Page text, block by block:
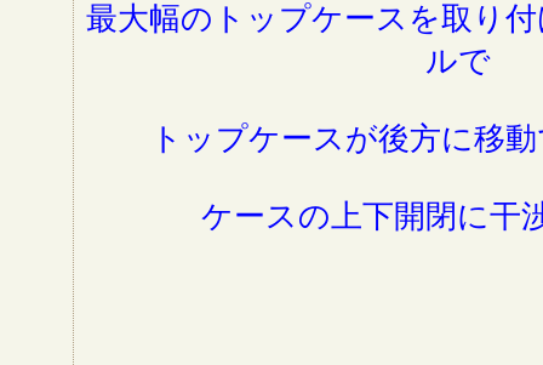
最大幅のトップケースを取り
ルで
トップケースが後方に移
ケースの上下開閉に干